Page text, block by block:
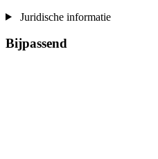
Juridische informatie
Bijpassend